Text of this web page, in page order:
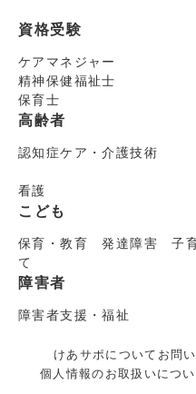
資格受験
ケアマネジャー
精神保健福祉士
保育士
高齢者
認知症ケア・介護技術
看護
こども
保育・教育 発達障害 子
て
障害者
障害者支援・福祉
けあサポについて お問
個人情報のお取扱いにつ